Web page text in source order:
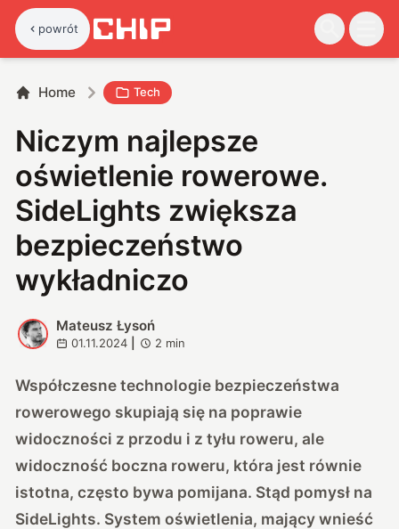
powrót
Home Tech
Niczym najlepsze
oświetlenie rowerowe.
SideLights zwiększa
bezpieczeństwo
wykładniczo
M
Mateusz Łysoń
01.11.2024 2 min
Współczesne technologie bezpieczeństwa
rowerowego skupiają się na poprawie
widoczności z przodu i z tyłu roweru, ale
widoczność boczna roweru, która jest równie
istotna, często bywa pomijana. Stąd pomysł na
SideLights. System oświetlenia, mający wnieść